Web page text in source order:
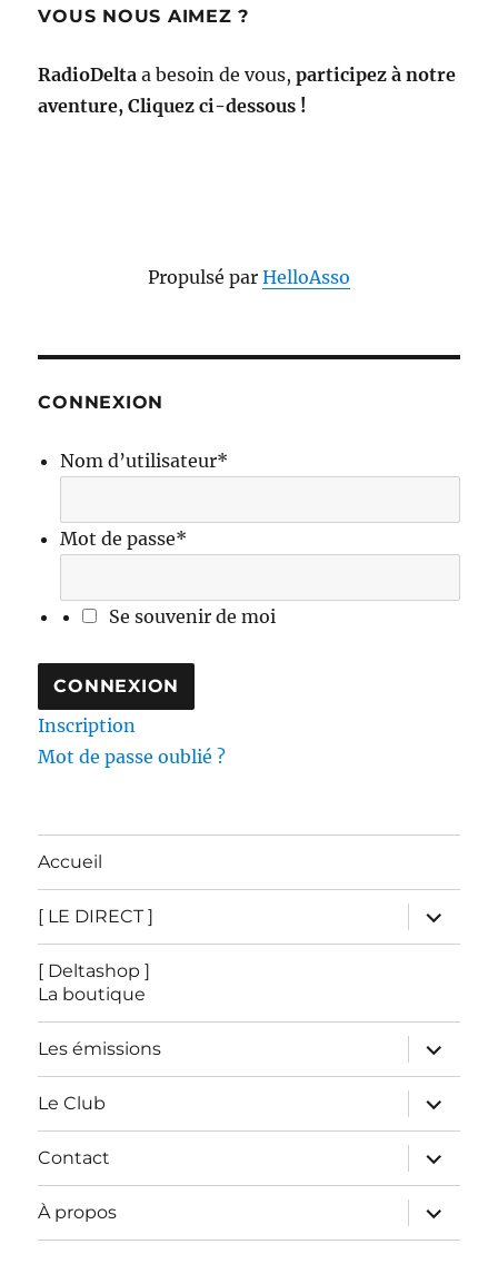
VOUS NOUS AIMEZ ?
RadioDelta a besoin de vous,participez à notre
aventure, Cliquez ci-dessous !
Propulsé par HelloAsso
CONNEXION
Nom d’utilisateur*
Mot de passe*
Se souvenir de moi
Inscription
Mot de passe oublié ?
Accueil
[ LE DIRECT ]
ouvrir
le
sous-
[ Deltashop ]
La boutique
Les émissions
ouvrir
le
sous-
menu
Le Club
ouvrir
le
sous-
menu
Contact
ouvrir
le
sous-
menu
À propos
ouvrir
le
sous-